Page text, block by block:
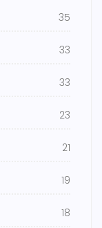
35
33
33
23
21
19
18